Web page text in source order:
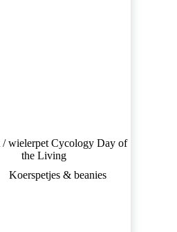
/ wielerpet Cycology Day of
the Living
Koerspetjes & beanies